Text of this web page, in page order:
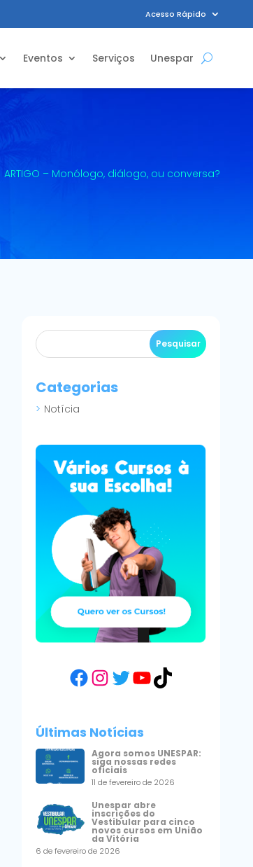
Acesso Rápido
Eventos Serviços Unespar
ARTIGO – Monólogo, diálogo, ou conversa?
Categorias
Notícia
Facebook
Instagram
Twitter
YouTube
TikTok
Últimas Notícias
Agora somos UNESPAR:
siga nossas redes
oficiais
11 de fevereiro de 2026
Unespar abre
inscrições do
Vestibular para cinco
novos cursos em União
da Vitória
6 de fevereiro de 2026